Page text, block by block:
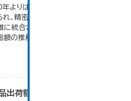
よりはん用機械、生産用機械、
、精密機械、一般用機械の分類
に統合された。 大仙市の統計「産
の推移」のデータを参照してい
出荷額等の推移